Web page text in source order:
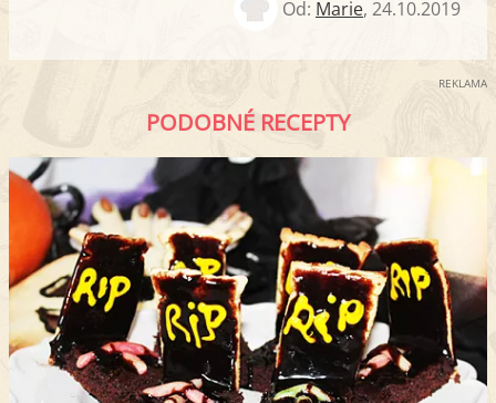
Od: Marie, 24.10.2019
REKLAMA
PODOBNÉ RECEPTY